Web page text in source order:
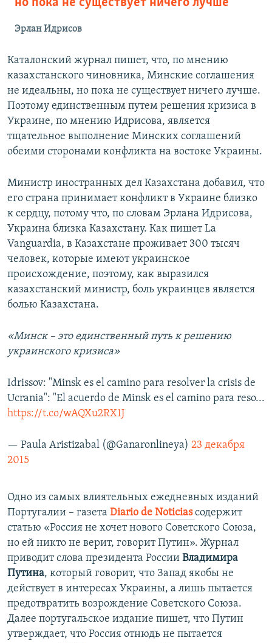
но пока не существует ничего лучше
Эрлан Идрисов
Каталонский журнал пишет, что, по мнению
казахстанского чиновника, Минские соглашения
не идеальны, но пока не существует ничего лучше.
Поэтому единственным путем решения кризиса в
Украине, по мнению Идрисова, является
тщательное выполнение Минских соглашений
обеими сторонами конфликта на востоке Украины.
Министр иностранных дел Казахстана добавил, что
его страна принимает конфликт в Украине близко
к сердцу, потому что, по словам Эрлана Идрисова,
Украина близка Казахстану. Как пишет La
Vanguardia, в Казахстане проживает 300 тысяч
человек, которые имеют украинское
происхождение, поэтому, как выразился
казахстанский министр, боль украинцев является
болью Казахстана.
«Минск – это единственный путь к решению
украинского кризиса»
Idrissov: "Minsk es el camino para resolver la crisis de
Ucrania": "El acuerdo de Minsk es el camino para reso...
https://t.co/wAQXu2RX1J
— Paula Aristizabal (@Ganaronlineya) 23 декабря
2015
Одно из самых влиятельных ежедневных изданий
Португалии – газета Diario de Noticiasсодержит
статью «Россия не хочет нового Советского Союза,
но ей никто не верит, говорит Путин». Журнал
приводит слова президента России Владимира
Путина, который говорит, что Запад якобы не
действует в интересах Украины, а лишь пытается
предотвратить возрождение Советского Союза.
Далее португальское издание пишет, что Путин
утверждает, что Россия отнюдь не пытается